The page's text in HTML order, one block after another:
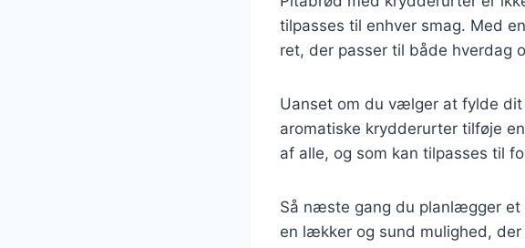
tilpasses til enhver smag. Med
ret, der passer til både hverdag
Uanset om du vælger at fylde
aromatiske krydderurter tilføje
af alle, og som kan tilpasses til
Så næste gang du planlægger et
en lækker og sund mulighed,